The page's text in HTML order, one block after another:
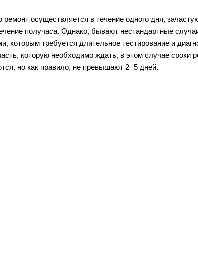
ремонт осуществляется в течение одного дня,
получаса. Однако, бывают нестандартные
которым требуется длительное тестирование и
которую необходимо ждать, в этом случае сроки
но как правило, не превышают 2−5 дней.